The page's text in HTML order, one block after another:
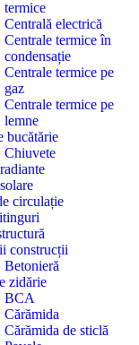
termice
Centrală electrică
Centrale termice în
condensație
Centrale termice pe
gaz
Centrale termice pe
lemne
bucătărie
Chiuvete
circulație
construcții
Betonieră
zidărie
BCA
Cărămida
Cărămida de sticlă